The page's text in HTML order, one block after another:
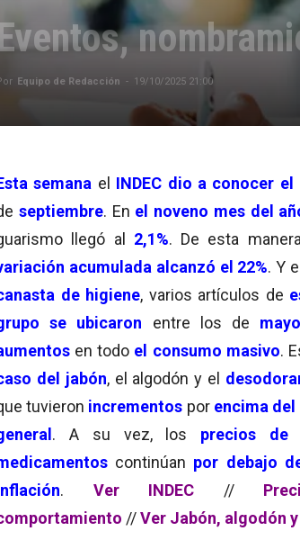
Equipo de Redacción - 19/10/2025 21:00
semana el INDEC dio a conocer el
septiembre. En el noveno mes del
llegó al 2,1%. De esta
acumulada alcanzó el 22%. Y
de higiene, varios artículos de
se ubicaron entre los de
en todo el consumo masivo.
del jabón, el algodón y el
tuvieron incrementos por encima del
. A su vez, los precios de
continúan por debajo
. Ver INDEC //
//Ver Jabón, algodón